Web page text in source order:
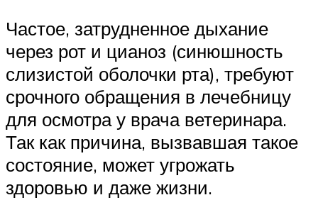
Частое, затрудненное дыхание
через рот и цианоз (синюшность
слизистой оболочки рта), требуют
срочного обращения в лечебницу
для осмотра у врача ветеринара.
Так как причина, вызвавшая такое
состояние, может угрожать
здоровью и даже жизни.